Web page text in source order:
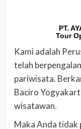
PT.
Tour
Kami adalah
telah
pariwisata.
Baciro
wisatawan.
Maka Anda tidak